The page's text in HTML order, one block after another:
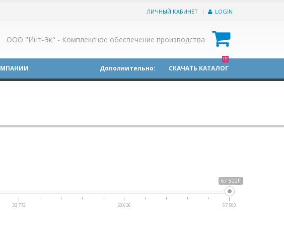
ЛИЧНЫЙ КАБИНЕТ LOGIN
ООО "Инт-Эк" - Комплексное обеспечение производства
Дополнительно: СКАЧАТЬ КАТАЛОГ
!!!
67 500₽
33 772 50 636 67 500